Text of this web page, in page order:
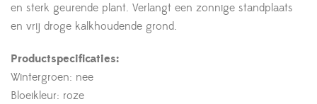
en sterk geurende plant. Verlangt een zonnige standplaats
en vrij droge kalkhoudende grond.
Productspecificaties:
Wintergroen: nee
Bloeikleur: roze